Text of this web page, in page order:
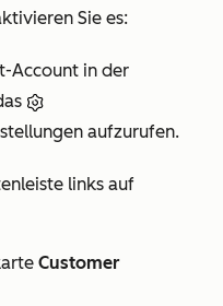
Sie es:
Account in der
aufzurufen.
links auf
Customer